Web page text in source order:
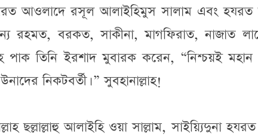
আওলাদে রসূল আলাইহিমুস সালাম এবং হযরত
রহমত, বরকত, সাকীনা, মাগফিরাত, নাজাত
পাক তিনি ইরশাদ মুবারক করেন, “নিশ্চয়ই
নিকটবর্তী। ” সুবহানাল্লাহ!
ছল্লাল্লাহু আলাইহি ওয়া সাল্লাম, সাইয়্যিদুনা